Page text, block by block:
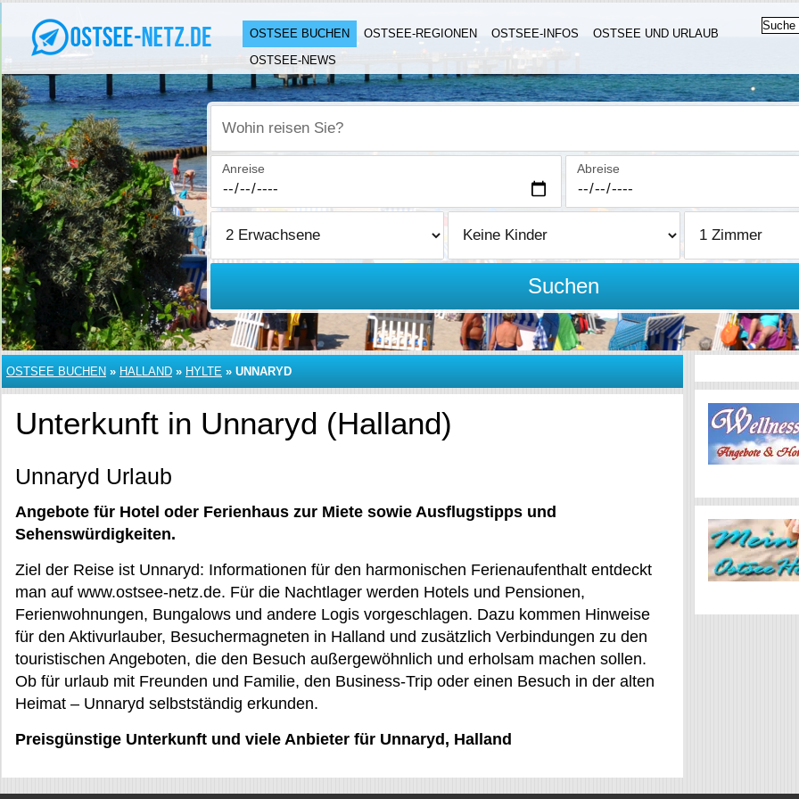
OSTSEE BUCHEN OSTSEE-REGIONEN OSTSEE-INFOS
OSTSEE UND URLAUB
OSTSEE-NEWS
Wohin reisen Sie?
Anreise Abreise
Suchen
OSTSEE BUCHEN » HALLAND » HYLTE » UNNARYD
Unterkunft in Unnaryd (Halland)
Unnaryd Urlaub
Angebote für Hotel oder Ferienhaus zur Miete sowie Ausflugstipps und
Sehenswürdigkeiten.
Ziel der Reise ist Unnaryd: Informationen für den harmonischen Ferienaufenthalt entdeckt
man auf www.ostsee-netz.de. Für die Nachtlager werden Hotels und Pensionen,
Ferienwohnungen, Bungalows und andere Logis vorgeschlagen. Dazu kommen Hinweise
für den Aktivurlauber, Besuchermagneten in Halland und zusätzlich Verbindungen zu den
touristischen Angeboten, die den Besuch außergewöhnlich und erholsam machen sollen.
Ob für urlaub mit Freunden und Familie, den Business-Trip oder einen Besuch in der alten
Heimat – Unnaryd selbstständig erkunden.
Preisgünstige Unterkunft und viele Anbieter für Unnaryd, Halland